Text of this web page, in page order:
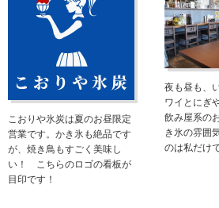
こおりや氷炭は夏のお昼限定
営業です。かき氷も絶品です
が、焼き鳥もすごく美味し
い！ こちらのロゴの看板が
目印です！
夜も昼も、
ワイとにぎ
飲み屋系の
き氷の雰囲
のは私だけ